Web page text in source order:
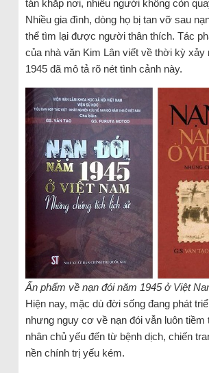
tán khắp nơi, nhiều người không còn
Nhiều gia đình, dòng họ bị tan vỡ sau
thể tìm lại được người thân thích. Tác
của nhà văn Kim Lân viết về thời kỳ xảy
1945 đã mô tả rõ nét tình cảnh này.
Ấn phẩm về nạn đói năm 1945 ở Việt
Hiện nay, mặc dù đời sống đang phát
nhưng nguy cơ về nạn đói vẫn luôn tiềm
nhân chủ yếu đến từ bệnh dịch, chiến
nền chính trị yếu kém.